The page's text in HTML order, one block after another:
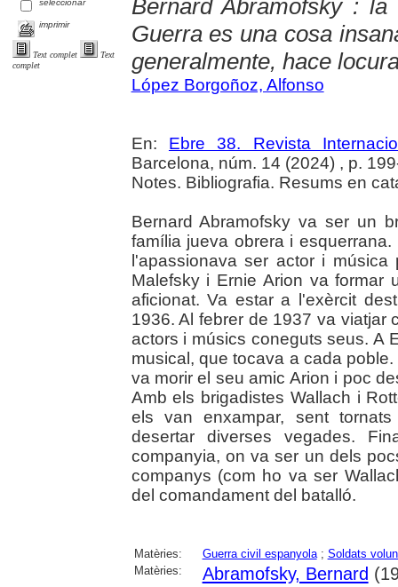
seleccionar
imprimir
Text complet
Text
complet
Bernard Abramofsky :
Guerra es una cosa
generalmente, hace
López Borgoñoz, Alfonso
En: Ebre 38. Revista
Barcelona, núm. 14 (2024) , p.
Notes. Bibliografia. Resums en
Bernard Abramofsky va ser un
família jueva obrera i
l'apassionava ser actor i
Malefsky i Ernie Arion va formar
aficionat. Va estar a l'exèrcit
1936. Al febrer de 1937 va viatjar
actors i músics coneguts seus. A
musical, que tocava a cada
va morir el seu amic Arion i poc
Amb els brigadistes Wallach i
els van enxampar, sent
desertar diverses vegades.
companyia, on va ser un dels
companys (com ho va ser
del comandament del batalló.
Matèries: Guerra civil espanyola; Soldats
Matèries:
Abramofsky, Bernard